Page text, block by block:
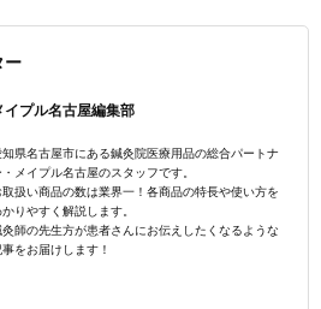
ー
イプル名古屋編集部
知県名古屋市にある鍼灸院医療用品の総合パートナ
・メイプル名古屋のスタッフです。
取扱い商品の数は業界一！各商品の特長や使い方を
かりやすく解説します。
灸師の先生方が患者さんにお伝えしたくなるような
事をお届けします！